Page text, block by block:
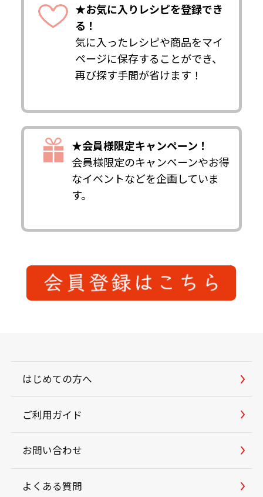
★お気に入りレシピを登録でき
る！
気に入ったレシピや商品をマイ
ページに保存することができ、
再び探す手間が省けます！
★会員様限定キャンペーン！
会員様限定のキャンペーンやお得
なイベントなどを企画していま
す。
はじめての方へ
ご利用ガイド
お問い合わせ
よくある質問